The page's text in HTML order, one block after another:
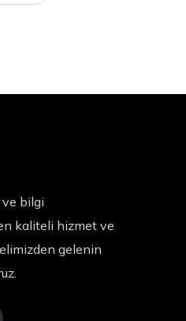
ve bilgi
kaliteli hizmet ve
gelenin